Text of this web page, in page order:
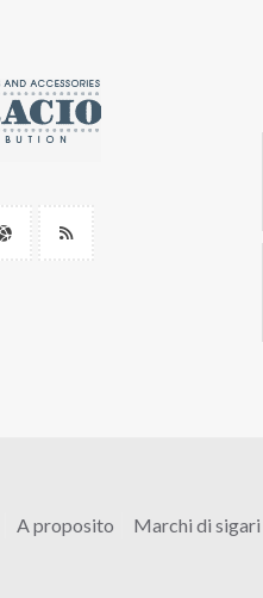
A proposito Marchi di sigari